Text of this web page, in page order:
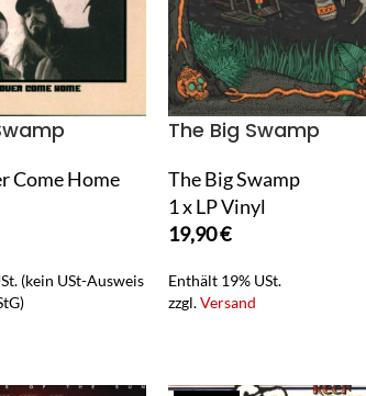
Come Home
(kein USt-Ausweis
The Big Swamp
The Big Swamp
1 x LP Vinyl
19,90€
Enthält 19% USt.
zzgl.Versand